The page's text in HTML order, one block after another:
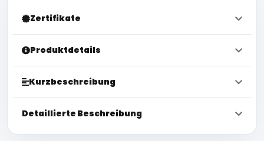
Zertifikate
Produktdetails
Kurzbeschreibung
Detaillierte Beschreibung